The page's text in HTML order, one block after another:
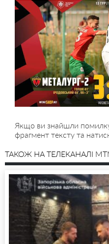
Якщо ви знайшли
фрагмент тексту та
ТАКОЖ НА ТЕЛЕКАНАЛІ